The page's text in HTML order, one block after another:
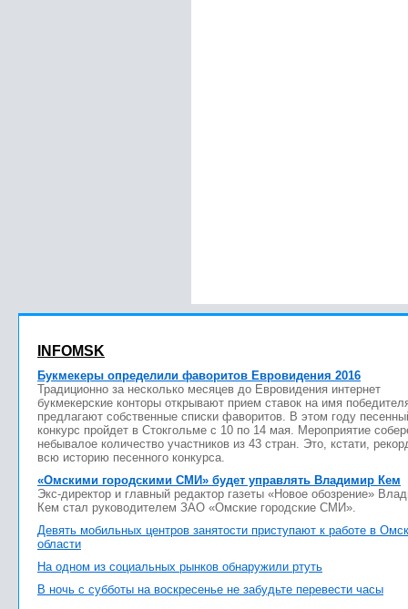
INFOMSK
Букмекеры определили фаворитов Евровидения 2016
Традиционно за несколько месяцев до Евровидения интернет
букмекерские конторы открывают прием ставок на имя
предлагают собственные списки фаворитов. В этом году
конкурс пройдет в Стокгольме с 10 по 14 мая. Мероприятие
небывалое количество участников из 43 стран. Это, кстати,
всю историю песенного конкурса.
«Омскими городскими СМИ» будет управлять Владимир Кем
Экс-директор и главный редактор газеты «Новое обозрение»
Кем стал руководителем ЗАО «Омские городские СМИ».
Девять мобильных центров занятости приступают к работе в
области
На одном из социальных рынков обнаружили ртуть
В ночь с субботы на воскресенье не забудьте перевести часы